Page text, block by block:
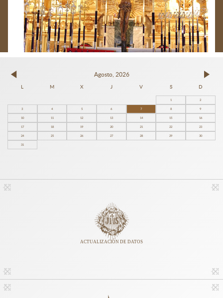
Agosto, 2026
L M X J V S D
1
2
3
4 5 6 7 8
9
10
11 12 13 14 15
16
17
18 19 20 21 22
23
24
25 26 27 28 29
30
31
ACTUALIZACIÓN DE DATOS